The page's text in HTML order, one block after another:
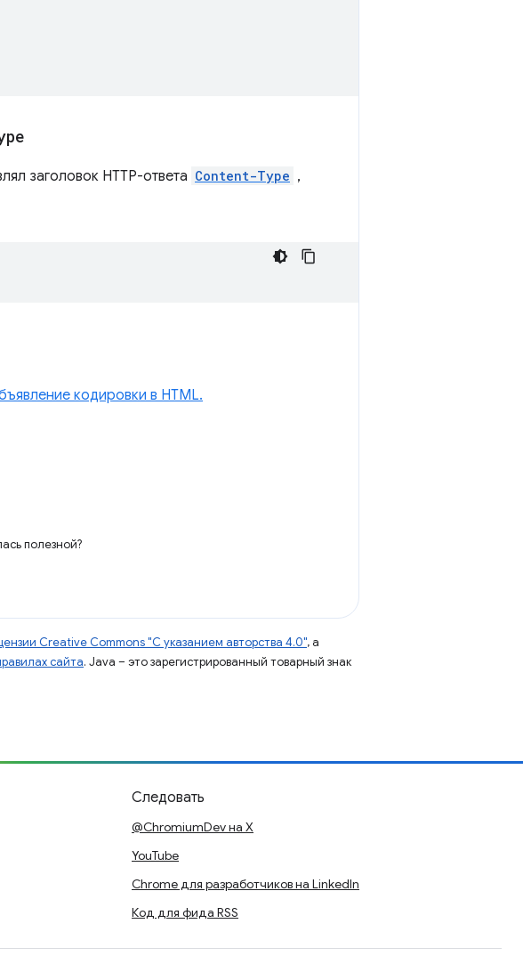
заголовок HTTP-ответа Content-Type ,
кодировки в HTML.
полезной?
Creative Commons "С указанием авторства 4.0", а
сайта. Java – это зарегистрированный товарный знак
Следовать
@ChromiumDev на X
YouTube
Chrome для разработчиков на LinkedIn
Код для фида RSS